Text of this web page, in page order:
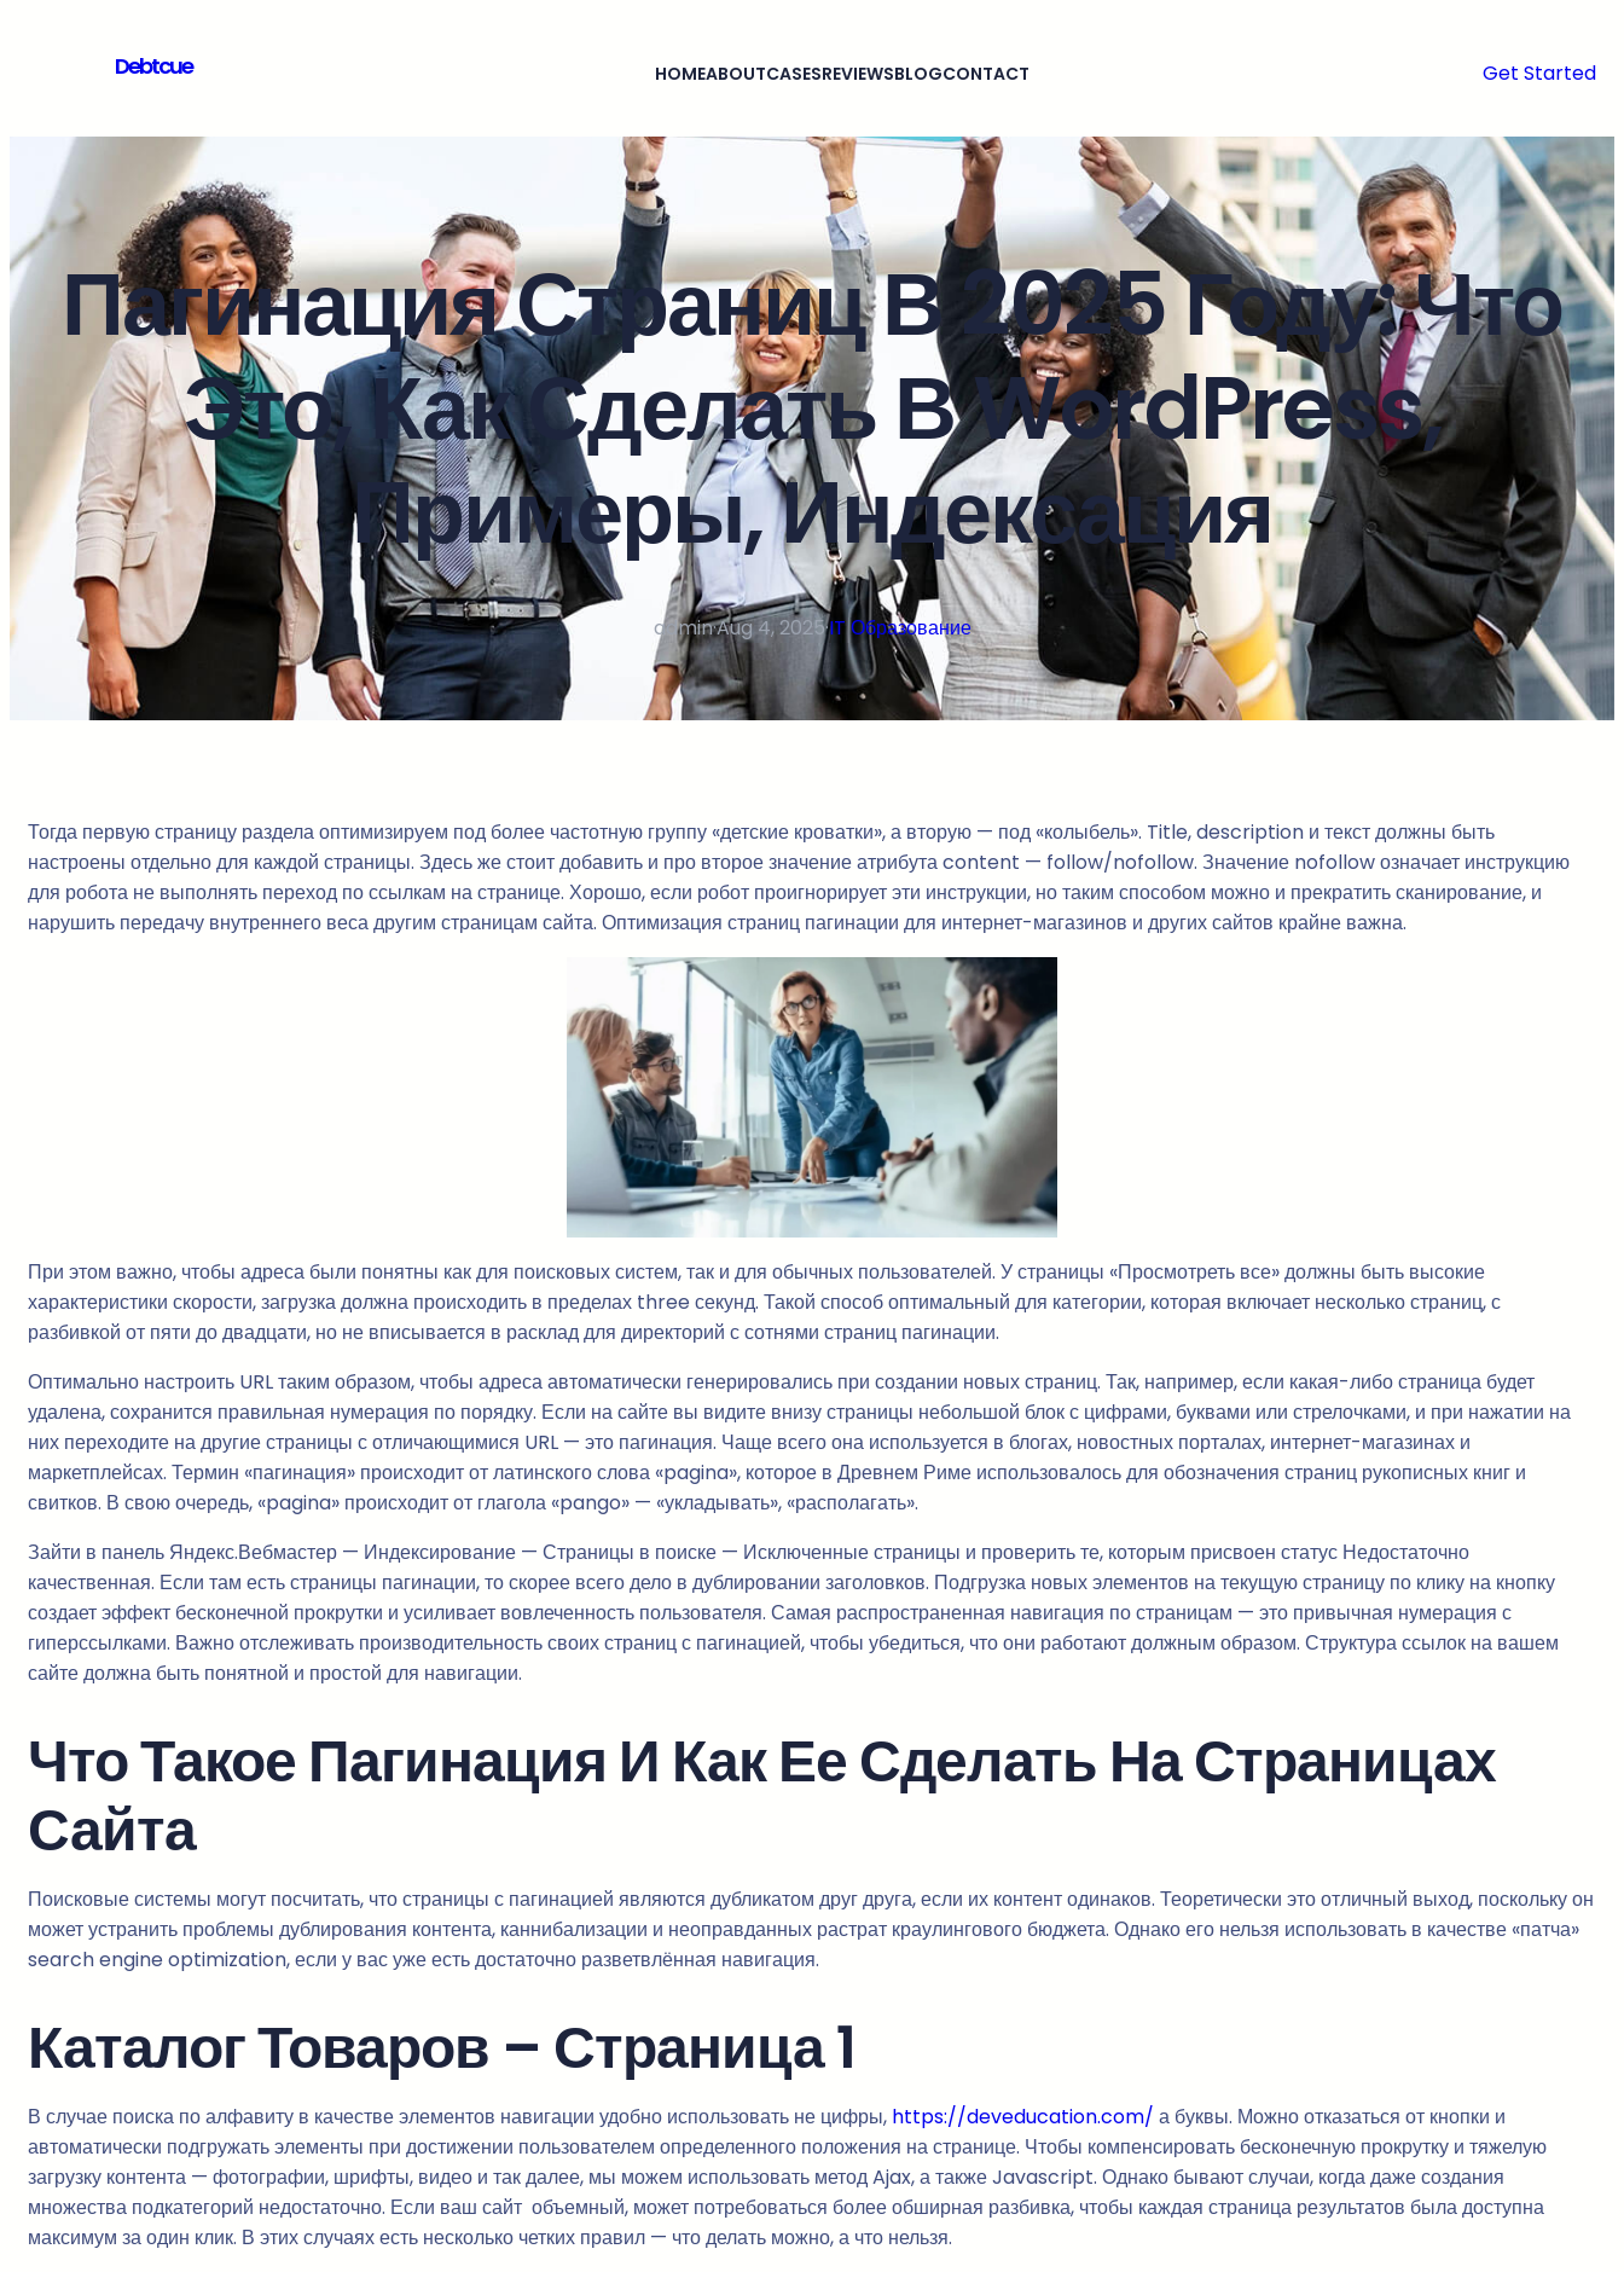
Debtcue HOMEABOUTCASESREVIEWSBLOGCONTACT Get Started
Пагинация Страниц В 2025 Году: Что
Это, Как Сделать В WordPress,
Примеры, Индексация
admin·Aug 4, 2025·IT Образование
Тогда первую страницу раздела оптимизируем под более частотную группу «детские кроватки», а вторую — под «колыбель». Title, description и текст должны быть
настроены отдельно для каждой страницы. Здесь же стоит добавить и про второе значение атрибута content — follow/nofollow. Значение nofollow означает инструкцию
для робота не выполнять переход по ссылкам на странице. Хорошо, если робот проигнорирует эти инструкции, но таким способом можно и прекратить сканирование, и
нарушить передачу внутреннего веса другим страницам сайта. Оптимизация страниц пагинации для интернет-магазинов и других сайтов крайне важна.
При этом важно, чтобы адреса были понятны как для поисковых систем, так и для обычных пользователей. У страницы «Просмотреть все» должны быть высокие
характеристики скорости, загрузка должна происходить в пределах three секунд. Такой способ оптимальный для категории, которая включает несколько страниц, с
разбивкой от пяти до двадцати, но не вписывается в расклад для директорий с сотнями страниц пагинации.
Оптимально настроить URL таким образом, чтобы адреса автоматически генерировались при создании новых страниц. Так, например, если какая-либо страница будет
удалена, сохранится правильная нумерация по порядку. Если на сайте вы видите внизу страницы небольшой блок с цифрами, буквами или стрелочками, и при нажатии на
них переходите на другие страницы с отличающимися URL — это пагинация. Чаще всего она используется в блогах, новостных порталах, интернет-магазинах и
маркетплейсах. Термин «пагинация» происходит от латинского слова «pagina», которое в Древнем Риме использовалось для обозначения страниц рукописных книг и
свитков. В свою очередь, «pagina» происходит от глагола «pango» — «укладывать», «располагать».
Зайти в панель Яндекс.Вебмастер — Индексирование — Страницы в поиске — Исключенные страницы и проверить те, которым присвоен статус Недостаточно
качественная. Если там есть страницы пагинации, то скорее всего дело в дублировании заголовков. Подгрузка новых элементов на текущую страницу по клику на кнопку
создает эффект бесконечной прокрутки и усиливает вовлеченность пользователя. Самая распространенная навигация по страницам — это привычная нумерация с
гиперссылками. Важно отслеживать производительность своих страниц с пагинацией, чтобы убедиться, что они работают должным образом. Структура ссылок на вашем
сайте должна быть понятной и простой для навигации.
Что Такое Пагинация И Как Ее Сделать На Страницах
Сайта
Поисковые системы могут посчитать, что страницы с пагинацией являются дубликатом друг друга, если их контент одинаков. Теоретически это отличный выход, поскольку он
может устранить проблемы дублирования контента, каннибализации и неоправданных растрат краулингового бюджета. Однако его нельзя использовать в качестве «патча»
search engine optimization, если у вас уже есть достаточно разветвлённая навигация.
Каталог Товаров – Страница 1
В случае поиска по алфавиту в качестве элементов навигации удобно использовать не цифры, https://deveducation.com/ а буквы. Можно отказаться от кнопки и
автоматически подгружать элементы при достижении пользователем определенного положения на странице. Чтобы компенсировать бесконечную прокрутку и тяжелую
загрузку контента — фотографии, шрифты, видео и так далее, мы можем использовать метод Ajax, а также Javascript. Однако бывают случаи, когда даже создания
множества подкатегорий недостаточно. Если ваш сайт объемный, может потребоваться более обширная разбивка, чтобы каждая страница результатов была доступна
максимум за один клик. В этих случаях есть несколько четких правил — что делать можно, а что нельзя.